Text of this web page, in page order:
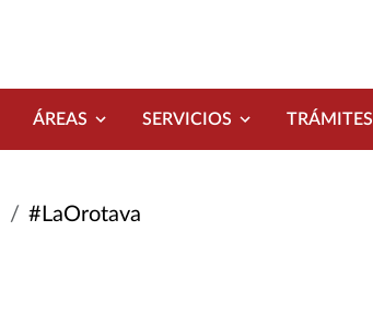
ÁREAS SERVICIOS TRÁMITES
#LaOrotava